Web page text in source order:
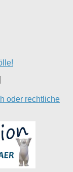
oder rechtliche